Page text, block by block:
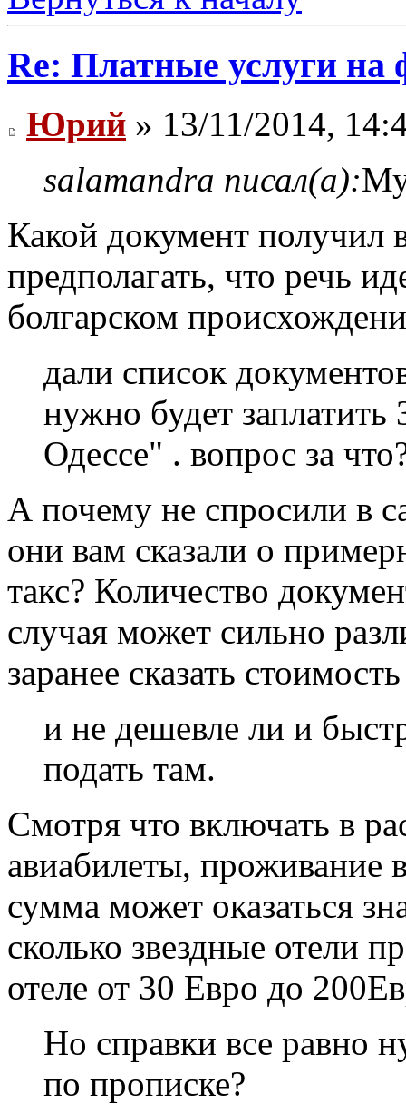
Re: Платные услуги на
Юрий » 13/11/2014,
salamandra писал(а):
Какой документ
предполагать, что речь
болгарском
дали список
нужно будет заплатить
Одессе" . вопрос за
А почему не спросили в
они вам сказали о
такс? Количество
случая может сильно
заранее сказать
и не дешевле ли и
подать там.
Смотря что включать в
авиабилеты, проживание
сумма может оказаться
сколько звездные отели
отеле от 30 Евро до
Но справки все равно
по прописке?